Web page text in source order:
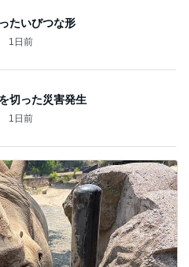
たいびつな形
1日前
切った災害発生
1日前